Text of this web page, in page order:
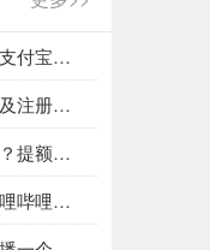
支付宝芝麻通行证怎么用？支付宝芝麻通行证用法介绍
闪聊怎么玩？闪聊玩法介绍及注册步骤
支付宝芝麻通信证怎么提额？提额通信证申请教程
哔哩哔哩大会员怎么领？哔哩哔哩免费大会员领取步骤